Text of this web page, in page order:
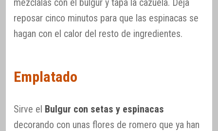
mézclalas con el bulgur y tapa la cazuela. Deja
reposar cinco minutos para que las espinacas se
hagan con el calor del resto de ingredientes.
Emplatado
Sirve el Bulgur con setas y espinacas
decorando con unas flores de romero que ya han